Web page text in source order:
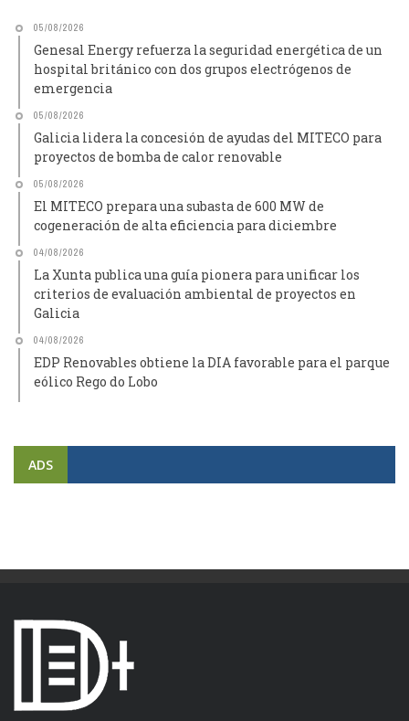
05/08/2026
Genesal Energy refuerza la seguridad energética de un
hospital británico con dos grupos electrógenos de
emergencia
05/08/2026
Galicia lidera la concesión de ayudas del MITECO para
proyectos de bomba de calor renovable
05/08/2026
El MITECO prepara una subasta de 600 MW de
cogeneración de alta eficiencia para diciembre
04/08/2026
La Xunta publica una guía pionera para unificar los
criterios de evaluación ambiental de proyectos en
Galicia
04/08/2026
EDP Renovables obtiene la DIA favorable para el parque
eólico Rego do Lobo
ADS